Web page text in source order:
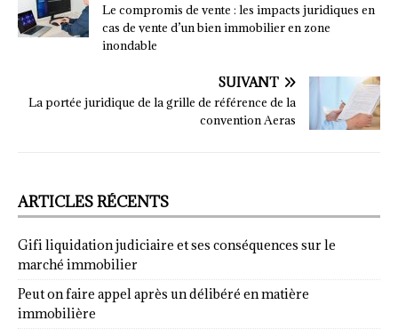
Le compromis de vente : les impacts juridiques en
cas de vente d’un bien immobilier en zone
inondable
SUIVANT
La portée juridique de la grille de référence de la
convention Aeras
ARTICLES RÉCENTS
Gifi liquidation judiciaire et ses conséquences sur le
marché immobilier
Peut on faire appel après un délibéré en matière
immobilière